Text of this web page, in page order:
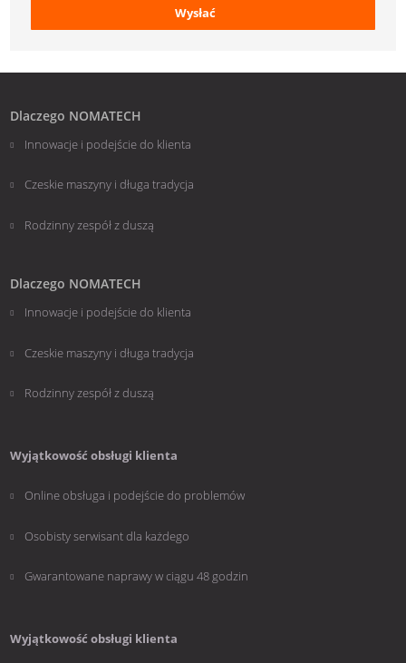
Wysłać
wysłany
Dlaczego NOMATECH
Innowacje i podejście do klienta
Czeskie maszyny i długa tradycja
Rodzinny zespół z duszą
Dlaczego NOMATECH
Innowacje i podejście do klienta
Czeskie maszyny i długa tradycja
Rodzinny zespół z duszą
Wyjątkowość obsługi klienta
Online obsługa i podejście do problemów
Osobisty serwisant dla każdego
Gwarantowane naprawy w ciągu 48 godzin
Wyjątkowość obsługi klienta